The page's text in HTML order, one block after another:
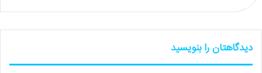
دیدگاهتان را بنویسید